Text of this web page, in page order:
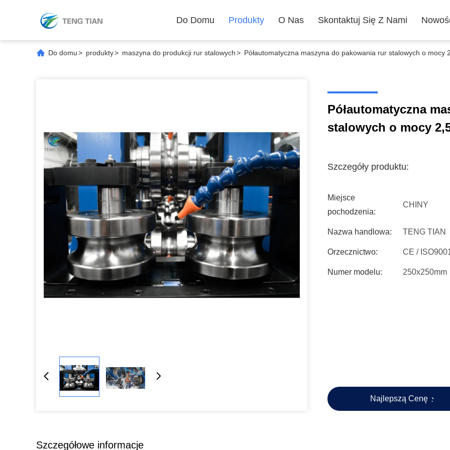
Do Domu Produkty O Nas Skontaktuj Się Z Nami
Do domu> produkty> maszyna do produkcji rur stalowych> Półautomatyczna maszyna do pakowania rur stalowych o mocy
Półautomatyczna
stalowych o mocy
Szczegóły produktu:
Miejsce
pochodzenia:
CHINY
Nazwa handlowa: TENG TIAN
Orzecznictwo: CE /
Numer modelu: 250x250mm
Najlepszą Cenę
Szczegółowe informacje